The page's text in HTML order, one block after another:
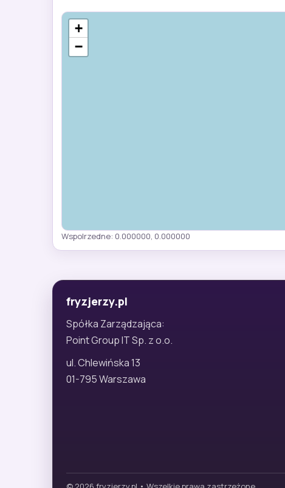
+
−
Wspolrzedne: 0.000000, 0.000000
fryzjerzy.pl
Spółka Zarządzająca:
Point Group IT Sp. z o.o.
ul. Chlewińska 13
01-795 Warszawa